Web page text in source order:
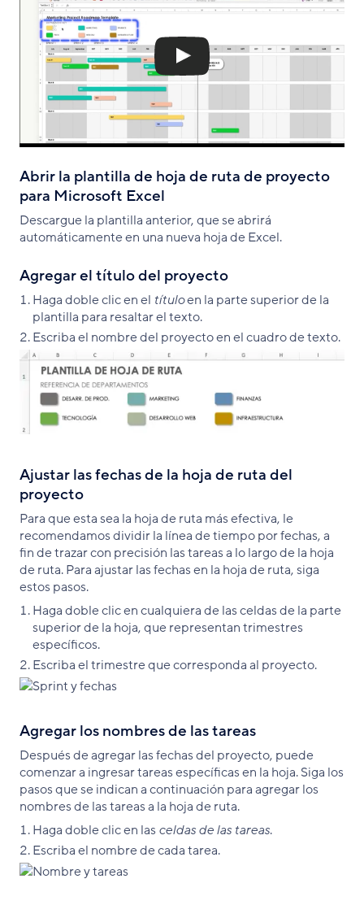
Abrir la plantilla de hoja de ruta de proyecto
para Microsoft Excel
Descargue la plantilla anterior, que se abrirá
automáticamente en una nueva hoja de Excel.
Agregar el título del proyecto
Haga doble clic en el títuloen la parte superior de la
plantilla para resaltar el texto.
Escriba el nombre del proyecto en el cuadro de texto.
Ajustar las fechas de la hoja de ruta del
proyecto
Para que esta sea la hoja de ruta más efectiva, le
recomendamos dividir la línea de tiempo por fechas, a
fin de trazar con precisión las tareas a lo largo de la hoja
de ruta. Para ajustar las fechas en la hoja de ruta, siga
estos pasos.
Haga doble clic en cualquiera de las celdas de la parte
superior de la hoja, que representan trimestres
específicos.
Escriba el trimestre que corresponda al proyecto.
Agregar los nombres de las tareas
Después de agregar las fechas del proyecto, puede
comenzar a ingresar tareas específicas en la hoja. Siga los
pasos que se indican a continuación para agregar los
nombres de las tareas a la hoja de ruta.
Haga doble clic en las celdas de las tareas.
Escriba el nombre de cada tarea.